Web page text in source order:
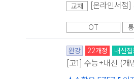
교재 [온라인서점
OT
완강 22개정 내신집
[고1] 수능+내신 (개